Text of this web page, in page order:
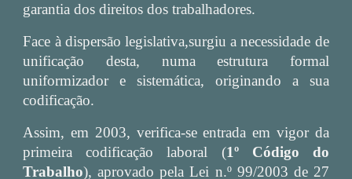
garantia dos direitos dos trabalhadores.
Face à dispersão legislativa,surgiu a necessidade de
unificação desta, numa estrutura formal
uniformizador e sistemática, originando a sua
codificação.
Assim, em 2003, verifica-se entrada em vigor da
primeira codificação laboral (1º Código do
Trabalho), aprovado pela Lei n.º 99/2003 de 27